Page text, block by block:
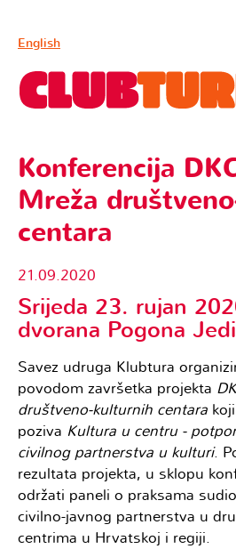
English
Konferencija
Mreža
centara
21.09.2020
Srijeda 23. rujan
dvorana Pogona
Savez udruga Klubtura
povodom završetka projekta
društveno-kulturnih centara
poziva Kultura u centru -
civilnog partnerstva u kulturi.
rezultata projekta, u sklopu
održati paneli o praksama
civilno-javnog partnerstva u
centrima u Hrvatskoj i regiji.